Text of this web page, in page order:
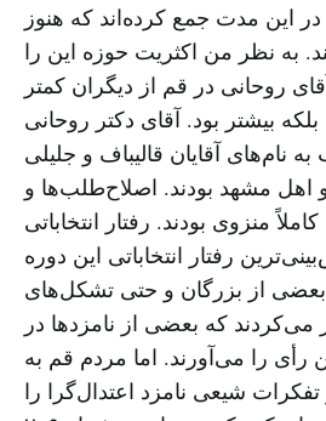
در این مدت جمع کرده‌اند که هنوز
به نظر من اکثریت حوزه این را
روحانی در قم از دیگران کمتر
بلکه بیشتر بود. آقای دکتر روحانی
نام‌های آقایان قالیباف و جلیلی
اهل مشهد بودند. اصلاح‌طلب‌ها و
منزوی بودند. رفتار انتخاباتی
رفتار انتخاباتی این دوره
بعضی از بزرگان و حتی تشکل‌های
می‌کردند که بعضی از نامزدها در
رأی را می‌آورند. اما مردم قم به
شیعی نامزد اعتدال‌گرا را